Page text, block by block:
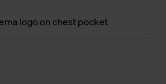
logo on chest pocket